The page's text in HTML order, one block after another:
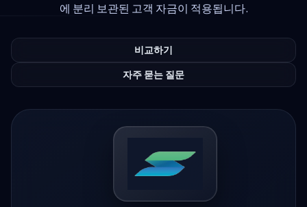
에 분리 보관된 고객 자금이 적용됩니다.
비교하기
자주 묻는 질문